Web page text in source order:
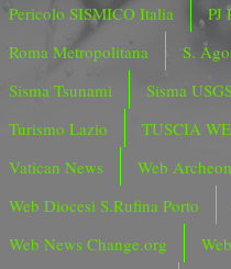
Pericolo SISMICO Italia
PJ
Roma Metropolitana
S.
Sisma Tsunami
Sisma
Turismo Lazio
TUSCIA
Vatican News
Web
Web Diocesi S.Rufina Porto
Web News Change.org